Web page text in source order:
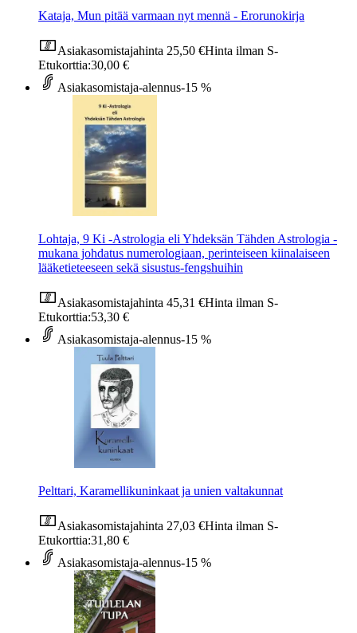
Kataja, Mun pitää varmaan nyt mennä - Erorunokirja
Asiakasomistajahinta 25,50 €Hinta ilman S-
Etukorttia:30,00 €
Asiakasomistaja-alennus-15 %
Lohtaja, 9 Ki -Astrologia eli Yhdeksän Tähden Astrologia -
mukana johdatus numerologiaan, perinteiseen kiinalaiseen
lääketieteeseen sekä sisustus-fengshuihin
Asiakasomistajahinta 45,31 €Hinta ilman S-
Etukorttia:53,30 €
Asiakasomistaja-alennus-15 %
Pelttari, Karamellikuninkaat ja unien valtakunnat
Asiakasomistajahinta 27,03 €Hinta ilman S-
Etukorttia:31,80 €
Asiakasomistaja-alennus-15 %